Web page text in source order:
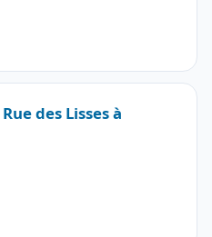
des Lisses à